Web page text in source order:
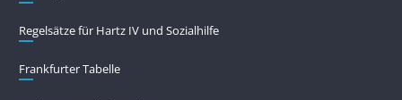
Regelsätze für Hartz IV und Sozialhilfe
Frankfurter Tabelle